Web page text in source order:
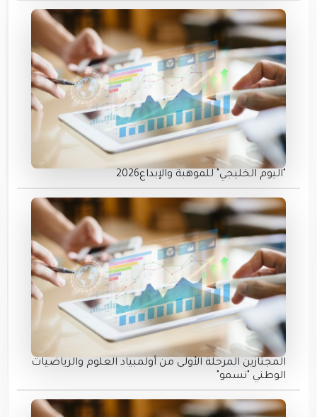
"اليوم الخليجي" للموهبة والإبداع2026
المجتازين المرحلة الأولى من أولمبياد العلوم والرياضيات
الوطني "نسمو"